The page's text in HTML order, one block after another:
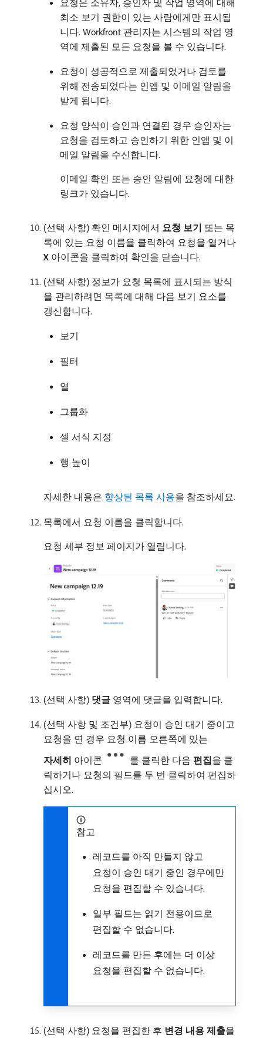
요청은 소유자, 승인자 및 작업 영역에 대해
최소 보기 권한이 있는 사람에게만 표시됩
니다. Workfront 관리자는 시스템의 작업 영
역에 제출된 모든 요청을 볼 수 있습니다.
요청이 성공적으로 제출되었거나 검토를
위해 전송되었다는 인앱 및 이메일 알림을
받게 됩니다.
요청 양식이 승인과 연결된 경우 승인자는
요청을 검토하고 승인하기 위한 인앱 및 이
메일 알림을 수신합니다.
이메일 확인 또는 승인 알림에 요청에 대한
링크가 있습니다.
(선택 사항) 확인 메시지에서 요청 보기 또는 목
록에 있는 요청 이름을 클릭하여 요청을 열거나
X 아이콘을 클릭하여 확인을 닫습니다.
(선택 사항) 정보가 요청 목록에 표시되는 방식
을 관리하려면 목록에 대해 다음 보기 요소를
갱신합니다.
보기
필터
열
그룹화
셀 서식 지정
행 높이
자세한 내용은 향상된 목록 사용을 참조하세요.
목록에서 요청 이름을 클릭합니다.
요청 세부 정보 페이지가 열립니다.
(선택 사항) 댓글 영역에 댓글을 입력합니다.
(선택 사항 및 조건부) 요청이 승인 대기 중이고
요청을 연 경우 요청 이름 오른쪽에 있는
자세히 아이콘 를 클릭한 다음 편집​을 클
릭하거나 요청의 필드를 두 번 클릭하여 편집하
십시오.
참고
레코드를 아직 만들지 않고
요청이 승인 대기 중인 경우에만
요청을 편집할 수 있습니다.
일부 필드는 읽기 전용이므로
편집할 수 없습니다.
레코드를 만든 후에는 더 이상
요청을 편집할 수 없습니다.
(선택 사항) 요청을 편집한 후 변경 내용 제출​을